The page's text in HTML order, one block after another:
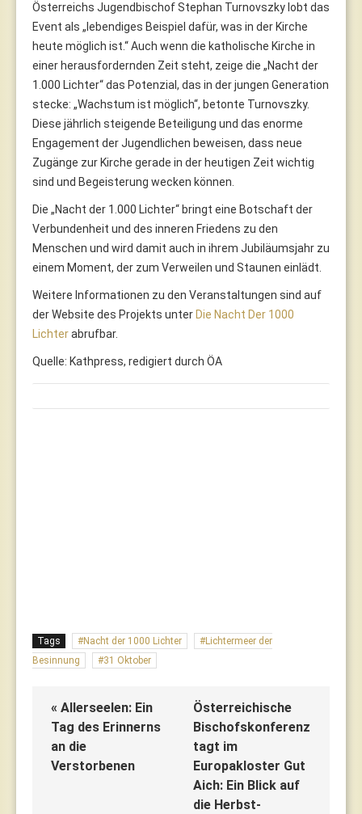
Österreichs Jugendbischof Stephan Turnovszky lobt das
Event als „lebendiges Beispiel dafür, was in der Kirche
heute möglich ist.“ Auch wenn die katholische Kirche in
einer herausfordernden Zeit steht, zeige die „Nacht der
1.000 Lichter“ das Potenzial, das in der jungen Generation
stecke: „Wachstum ist möglich“, betonte Turnovszky.
Diese jährlich steigende Beteiligung und das enorme
Engagement der Jugendlichen beweisen, dass neue
Zugänge zur Kirche gerade in der heutigen Zeit wichtig
sind und Begeisterung wecken können.
Die „Nacht der 1.000 Lichter“ bringt eine Botschaft der
Verbundenheit und des inneren Friedens zu den
Menschen und wird damit auch in ihrem Jubiläumsjahr zu
einem Moment, der zum Verweilen und Staunen einlädt.
Weitere Informationen zu den Veranstaltungen sind auf
der Website des Projekts unter Die Nacht Der 1000
Lichterabrufbar.
Quelle: Kathpress, redigiert durch ÖA
Tags Nacht der 1000 Lichter
Lichtermeer der
Besinnung
31 Oktober
« Allerseelen: Ein
Tag des Erinnerns
an die
Verstorbenen
Österreichische
Bischofskonferenz
tagt im
Europakloster Gut
Aich: Ein Blick auf
die Herbst-